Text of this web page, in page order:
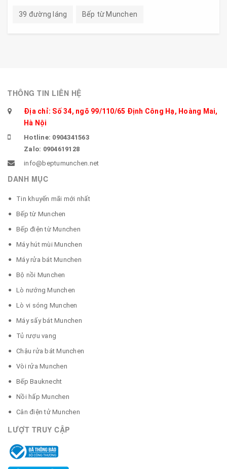
39 đường láng Bếp từ Munchen
THÔNG TIN LIÊN HỆ
Địa chỉ: Số 34, ngõ 99/110/65 Định Công Hạ, Hoàng Mai,
Hà Nội
Hotline: 0904341563
Zalo: 0904619128
info@beptumunchen.net
DANH MỤC
Tin khuyến mãi mới nhất
Bếp từ Munchen
Bếp điện từ Munchen
Máy hút mùi Munchen
Máy rửa bát Munchen
Bộ nồi Munchen
Lò nướng Munchen
Lò vi sóng Munchen
Máy sấy bát Munchen
Tủ rượu vang
Chậu rửa bát Munchen
Vòi rửa Munchen
Bếp Bauknecht
Nồi hấp Munchen
Cân điện tử Munchen
LƯỢT TRUY CẬP